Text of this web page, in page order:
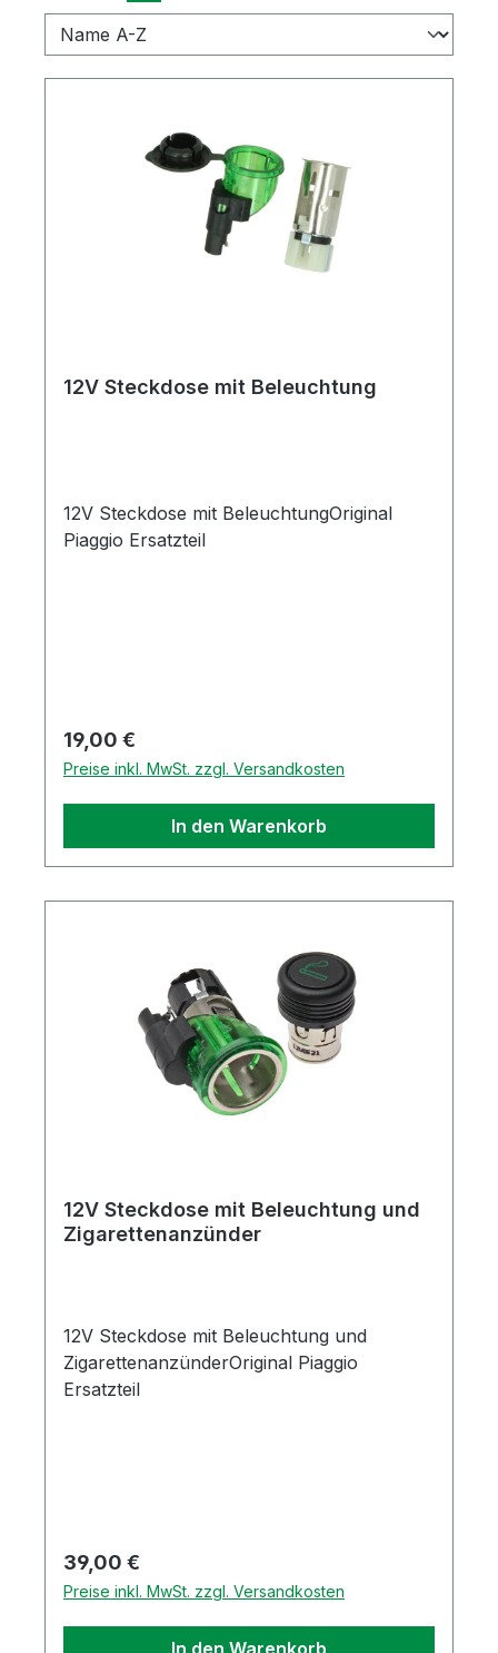
12V Steckdose mit Beleuchtung
12V Steckdose mit BeleuchtungOriginal
Piaggio Ersatzteil
Regulärer Preis:
19,00 €
Preise inkl. MwSt. zzgl. Versandkosten
In den Warenkorb
12V Steckdose mit Beleuchtung und
Zigarettenanzünder
12V Steckdose mit Beleuchtung und
ZigarettenanzünderOriginal Piaggio
Ersatzteil
Regulärer Preis:
39,00 €
Preise inkl. MwSt. zzgl. Versandkosten
In den Warenkorb